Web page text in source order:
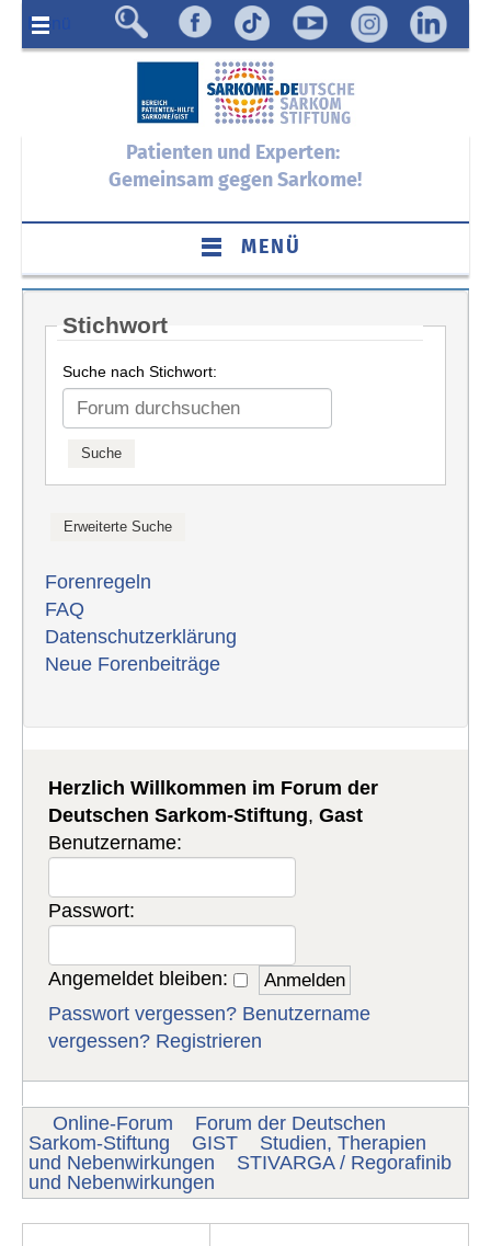
Menü
Patienten und Experten:
Gemeinsam gegen Sarkome!
MENÜ
Stichwort
Suche nach Stichwort:
Forenregeln
FAQ
Datenschutzerklärung
Neue Forenbeiträge
Herzlich Willkommen im Forum der
Deutschen Sarkom-Stiftung,Gast
Benutzername:
Passwort:
Angemeldet bleiben:
Passwort vergessen? Benutzername
vergessen? Registrieren
Online-Forum
Forum der Deutschen
Sarkom-Stiftung
GIST
Studien, Therapien
und Nebenwirkungen
STIVARGA / Regorafinib
und Nebenwirkungen